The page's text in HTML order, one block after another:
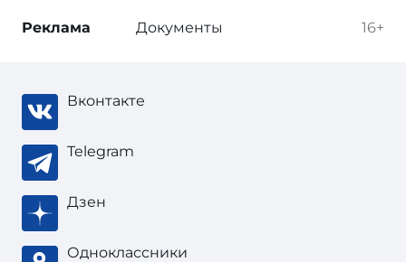
16+
Реклама Документы
Вконтакте
Telegram
Дзен
Одноклассники